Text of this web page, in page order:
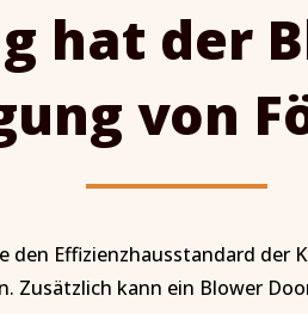
hat der
von
Effizienzhausstandard der
Zusätzlich kann ein Blower